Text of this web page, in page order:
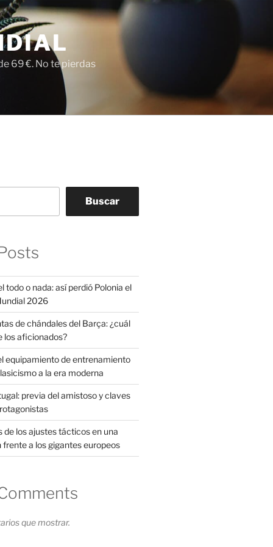
69 €. No te pierdas
Buscar
todo o nada: así perdió Polonia el
2026
de chándales del Barça: ¿cuál
los aficionados?
equipamiento de entrenamiento
a la era moderna
previa del amistoso y claves
de los ajustes tácticos en una
a los gigantes europeos
que mostrar.